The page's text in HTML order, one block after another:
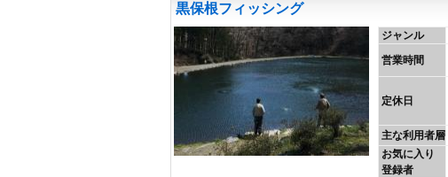
黒保根フィッシング
ジャンル
営業時間
定休日
主な利用者層
お気に入り
登録者